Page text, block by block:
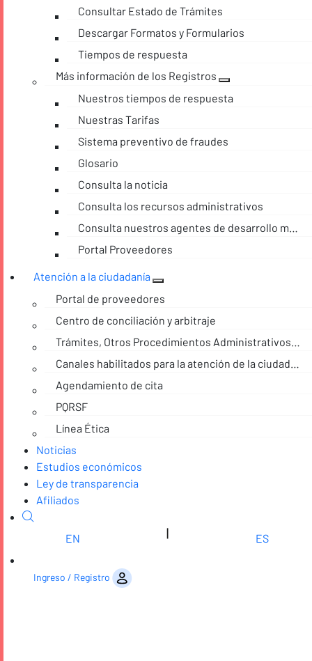
Consultar Estado de Trámites
Descargar Formatos y Formularios
Tiempos de respuesta
Más información de los Registros
Nuestros tiempos de respuesta
Nuestras Tarifas
Sistema preventivo de fraudes
Glosario
Consulta la noticia
Consulta los recursos administrativos
Consulta nuestros agentes de desarrollo móvil
Portal Proveedores
Atención a la ciudadanía
Portal de proveedores
Centro de conciliación y arbitraje
Trámites, Otros Procedimientos Administrativos y consultas de acceso a información pública
Canales habilitados para la atención de la ciudadanía
Agendamiento de cita
PQRSF
Línea Ética
Noticias
Estudios económicos
Ley de transparencia
Afiliados
EN |
ES
Ingreso / Registro